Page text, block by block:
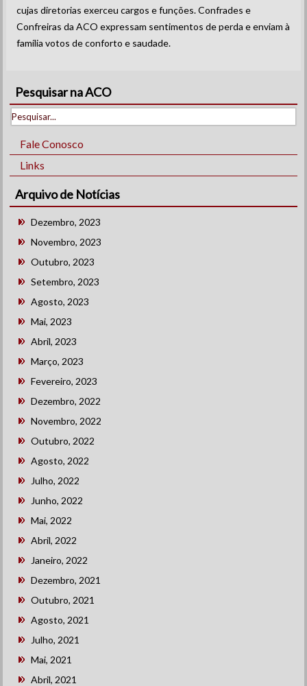
cujas diretorias exerceu cargos e funções. Confrades e
Confreiras da ACO expressam sentimentos de perda e enviam à
família votos de conforto e saudade.
Pesquisar na ACO
Fale Conosco
Links
Arquivo de Notícias
Dezembro, 2023
Novembro, 2023
Outubro, 2023
Setembro, 2023
Agosto, 2023
Mai, 2023
Abril, 2023
Março, 2023
Fevereiro, 2023
Dezembro, 2022
Novembro, 2022
Outubro, 2022
Agosto, 2022
Julho, 2022
Junho, 2022
Mai, 2022
Abril, 2022
Janeiro, 2022
Dezembro, 2021
Outubro, 2021
Agosto, 2021
Julho, 2021
Mai, 2021
Abril, 2021